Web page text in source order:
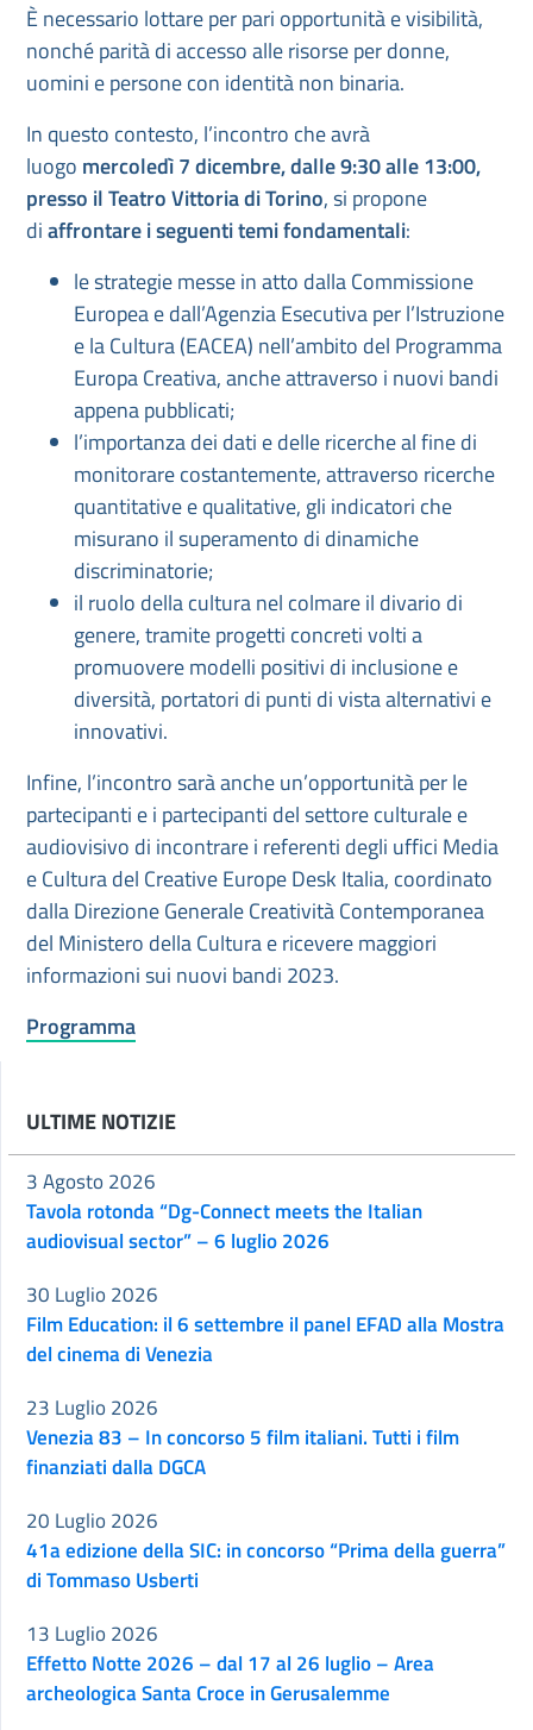
È necessario lottare per pari opportunità e visibilità,
nonché parità di accesso alle risorse per donne,
uomini e persone con identità non binaria.
In questo contesto, l’incontro che avrà
luogo mercoledì 7 dicembre, dalle 9:30 alle 13:00,
presso il Teatro Vittoria di Torino, si propone
diaffrontare i seguenti temi fondamentali:
le strategie messe in atto dalla Commissione
Europea e dall’Agenzia Esecutiva per l’Istruzione
e la Cultura (EACEA) nell’ambito del Programma
Europa Creativa, anche attraverso i nuovi bandi
appena pubblicati;
l’importanza dei dati e delle ricerche al fine di
monitorare costantemente, attraverso ricerche
quantitative e qualitative, gli indicatori che
misurano il superamento di dinamiche
discriminatorie;
il ruolo della cultura nel colmare il divario di
genere, tramite progetti concreti volti a
promuovere modelli positivi di inclusione e
diversità, portatori di punti di vista alternativi e
innovativi.
Infine, l’incontro sarà anche un’opportunità per le
partecipanti e i partecipanti del settore culturale e
audiovisivo di incontrare i referenti degli uffici Media
e Cultura del Creative Europe Desk Italia, coordinato
dalla Direzione Generale Creatività Contemporanea
del Ministero della Cultura e ricevere maggiori
informazioni sui nuovi bandi 2023.
Programma
ULTIME NOTIZIE
Tavola rotonda “Dg-Connect meets the Italian
audiovisual sector” – 6 luglio 2026
3 Agosto 2026
Film Education: il 6 settembre il panel EFAD alla Mostra
del cinema di Venezia
30 Luglio 2026
Venezia 83 – In concorso 5 film italiani. Tutti i film
finanziati dalla DGCA
23 Luglio 2026
41a edizione della SIC: in concorso “Prima della guerra”
di Tommaso Usberti
20 Luglio 2026
Effetto Notte 2026 – dal 17 al 26 luglio – Area
archeologica Santa Croce in Gerusalemme
13 Luglio 2026